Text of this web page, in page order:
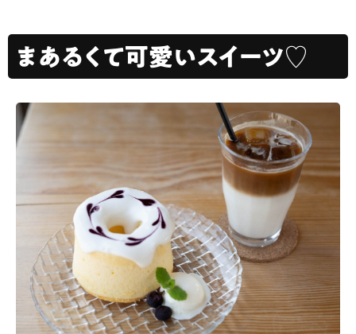
まあるくて可愛いスイーツ♡